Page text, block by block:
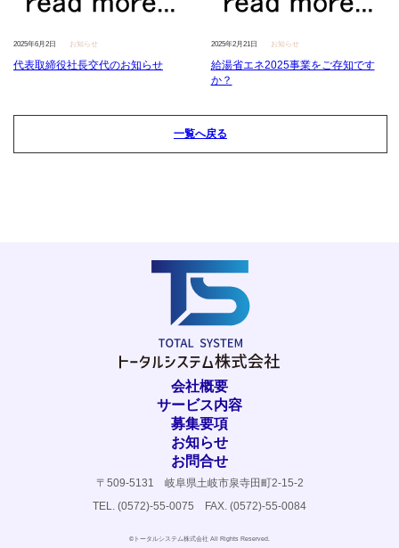
2025年6月2日 お知らせ
代表取締役社長交代のお知らせ
2025年2月21日 お知らせ
給湯省エネ2025事業をご存知です
か？
一覧へ戻る
会社概要
サービス内容
募集要項
お知らせ
お問合せ
〒509-5131 岐阜県土岐市泉寺田町2-15-2
TEL. (0572)-55-0075 FAX. (0572)-55-0084
©トータルシステム株式会社 All Rights Reserved.